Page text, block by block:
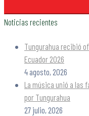
Noticias recientes
Tungurahua recibió
Ecuador 2026
4 agosto, 2026
La música unió a las
por Tungurahua
27 julio, 2026